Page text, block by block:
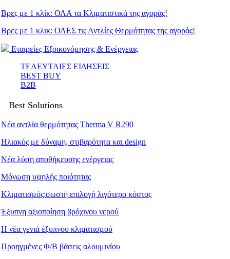
Βρες με 1 κλίκ: ΟΛΑ τα Κλιματιστικά της αγοράς!
Βρες με 1 κλικ: ΟΛΕΣ τις Αντλίες Θερμότητας της αγοράς!
Εταιρείες Εξοικονόμησης & Ενέργειας
ΤΕΛΕΥΤΑΙΕΣ ΕΙΔΗΣΕΙΣ
BEST BUY
B2B
Best Solutions
Νέα αντλία θερμότητας Therma V R290
Ηλιακός με δύναμη, στιβαρότητα και design
Νέα λύση αποθήκευσης ενέργειας
Μόνωση υψηλής ποιότητας
Κλιματισμός:σωστή επιλογή λιγότερο κόστος
Έξυπνη αξιοποίηση βρόχινου νερού
Η νέα γενιά έξυπνου κλιματισμού
Προηγμένες Φ/Β βάσεις αλουμινίου